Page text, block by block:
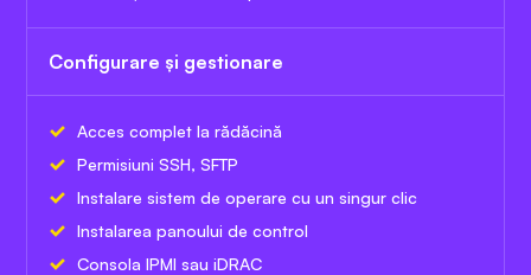
Configurare și gestionare
Acces complet la rădăcină
Permisiuni SSH, SFTP
Instalare sistem de operare cu un singur clic
Instalarea panoului de control
Consola IPMI sau iDRAC